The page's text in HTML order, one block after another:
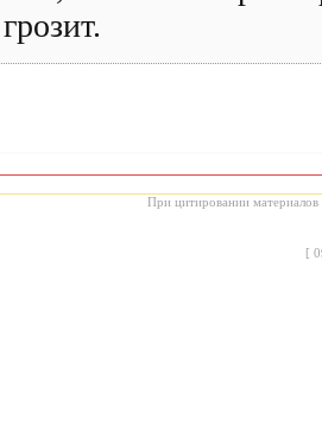
При цитировании материалов
[